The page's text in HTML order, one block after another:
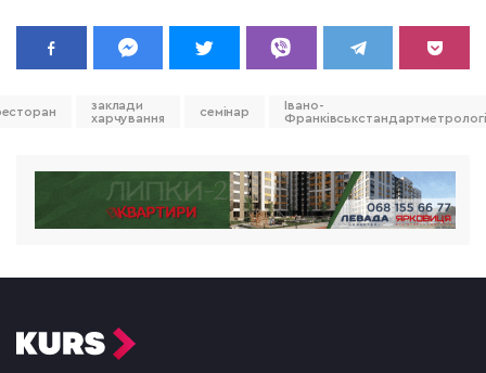
заклади
харчування
семінар
Івано-